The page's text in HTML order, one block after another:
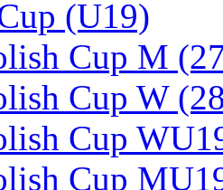
(U19)
Cup M
Cup W
Cup
Cup